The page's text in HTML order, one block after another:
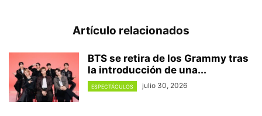
Artículo relacionados
BTS se retira de los Grammy tras
la introducción de una...
ESPECTÁCULOS julio 30, 2026